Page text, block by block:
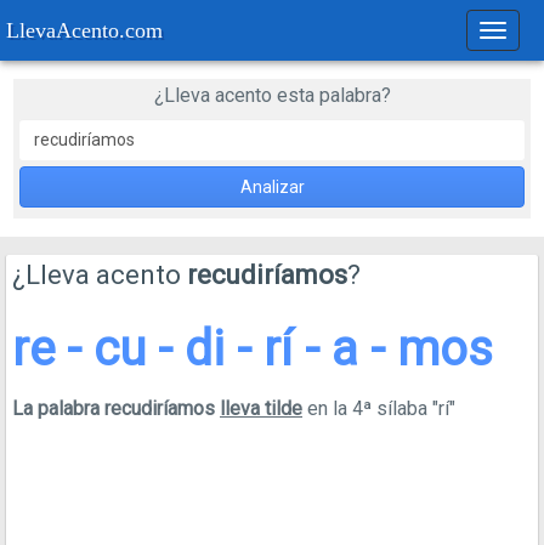
LlevaAcento.com
de
¿Lleva acento esta palabra?
Analizar
¿Lleva acento recudiríamos?
re - cu - di - rí - a - mos
La palabra recudiríamos lleva tilde en la 4ª sílaba "rí"